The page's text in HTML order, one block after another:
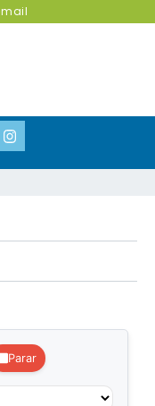
Parar